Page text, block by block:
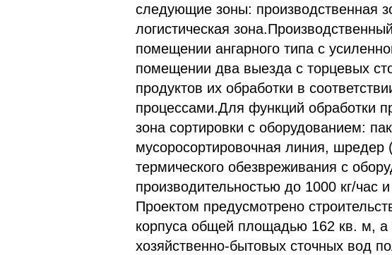
следующие зоны: производственная
логистическая
помещении ангарного типа с
помещении два выезда с торцевых
продуктов их обработки в
процессами.Для функций обработки
зона сортировки с оборудованием:
мусоросортировочная линия, шредер
термического обезвреживания с
производительностью до 1000 кг/час
Проектом предусмотрено
корпуса общей площадью 162 кв. м, а
хозяйственно-бытовых сточных вод